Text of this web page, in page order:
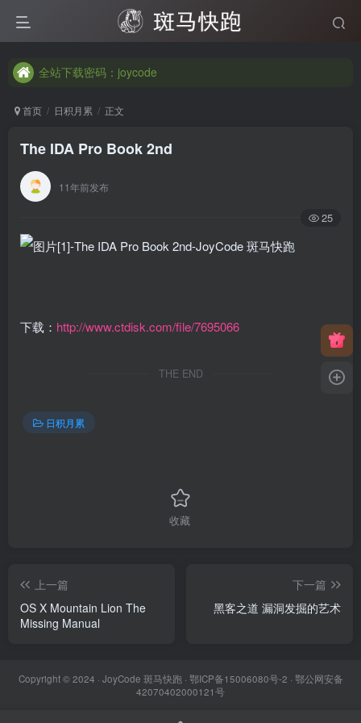
全站下载密码：joycode
全站下载密码：joycode
全站下载密码：joycode
首页 日积月累 正文
The IDA Pro Book 2nd
11年前发布
25
下载： http://www.ctdisk.com/file/7695066
THE END
日积月累
收藏
上一篇
OS X Mountain Lion The
Missing Manual
下一篇
黑客之道 漏洞发掘的艺术
Copyright © 2024 · JoyCode 斑马快跑· 鄂ICP备15006080号-2 · 鄂公网安备
42070402000121号